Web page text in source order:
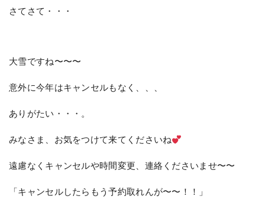
さてさて・・・
大雪ですね〜〜〜
意外に今年はキャンセルもなく、、、
ありがたい・・・。
みなさま、お気をつけて来てくださいね
遠慮なくキャンセルや時間変更、連絡くださいませ〜〜
「キャンセルしたらもう予約取れんが〜〜！！」